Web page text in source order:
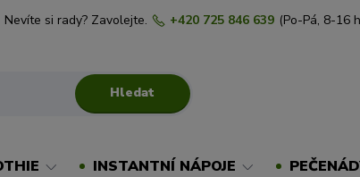
Hledat
Nevíte si rady? Zavolejte. +420 725 846 639 (Po-Pá, 8-16
INSTANTNÍ NÁPOJE